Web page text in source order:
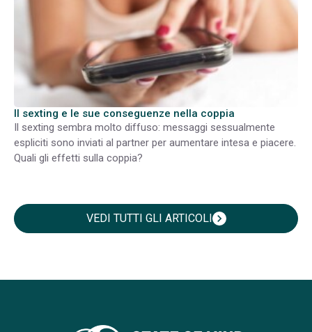
Il sexting e le sue conseguenze nella coppia
Il sexting sembra molto diffuso: messaggi sessualmente
espliciti sono inviati al partner per aumentare intesa e piacere.
Quali gli effetti sulla coppia?
VEDI TUTTI GLI ARTICOLIchevron_right